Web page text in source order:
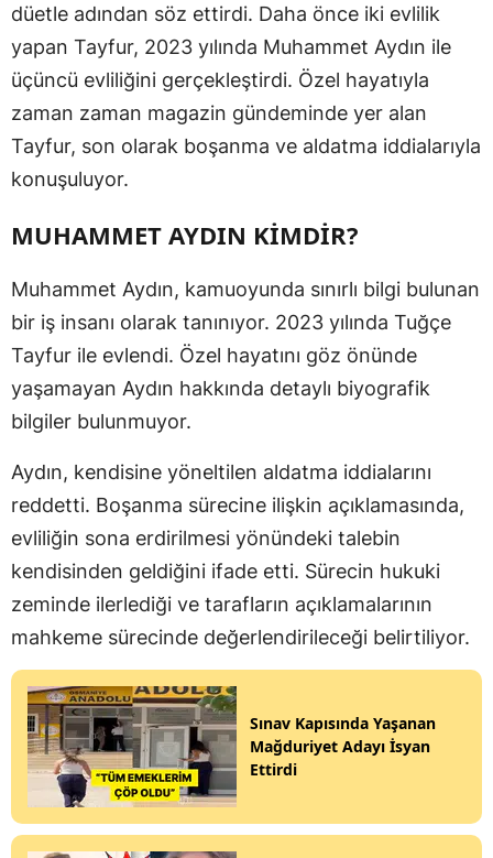
düetle adından söz ettirdi. Daha önce iki evlilik
yapan Tayfur, 2023 yılında Muhammet Aydın ile
üçüncü evliliğini gerçekleştirdi. Özel hayatıyla
zaman zaman magazin gündeminde yer alan
Tayfur, son olarak boşanma ve aldatma iddialarıyla
konuşuluyor.
MUHAMMET AYDIN KİMDİR?
Muhammet Aydın, kamuoyunda sınırlı bilgi bulunan
bir iş insanı olarak tanınıyor. 2023 yılında Tuğçe
Tayfur ile evlendi. Özel hayatını göz önünde
yaşamayan Aydın hakkında detaylı biyografik
bilgiler bulunmuyor.
Aydın, kendisine yöneltilen aldatma iddialarını
reddetti. Boşanma sürecine ilişkin açıklamasında,
evliliğin sona erdirilmesi yönündeki talebin
kendisinden geldiğini ifade etti. Sürecin hukuki
zeminde ilerlediği ve tarafların açıklamalarının
mahkeme sürecinde değerlendirileceği belirtiliyor.
Sınav Kapısında Yaşanan
Mağduriyet Adayı İsyan
Ettirdi